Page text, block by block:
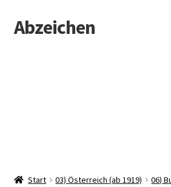
Zur
Navigation
Zum
Inhalt
Abzeichen
Start 03) Österreich (ab 1919)
06)